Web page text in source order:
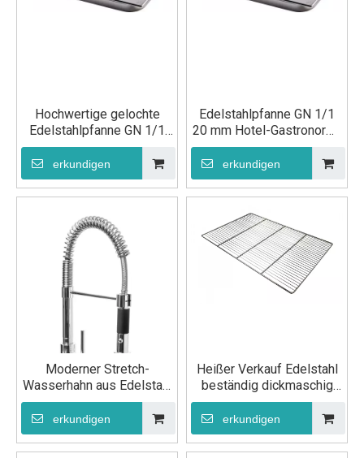
Hochwertige gelochte
Edelstahlpfanne GN 1/1
100 mm für die Küche
erkundigen
Edelstahlpfanne GN 1/1
20 mm Hotel-Gastronorm-
GN-Pfanne
erkundigen
Moderner Stretch-
Wasserhahn aus Edelstahl
für die Küche
erkundigen
Heißer Verkauf Edelstahl
beständig dickmaschig
Backen Trocknen Rost
Draht GN 2/1
erkundigen